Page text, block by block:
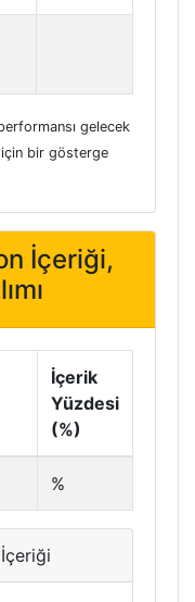
gelecek
bir gösterge
İçeriği,
İçerik
Yüzdesi
(%)
%